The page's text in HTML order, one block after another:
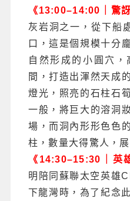
《13:00–14:00｜驚
灰岩洞之一，從下船
口，這是個規模十分
自然形成的小圓穴
間，打造出渾然天成
燈光，照亮的石柱石
一般，將巨大的溶洞
場，而洞內形形色色
柱，數量大得驚人，
《14:30–15:30｜英
明陪同蘇聯太空英雄
下龍灣時，為了紀念